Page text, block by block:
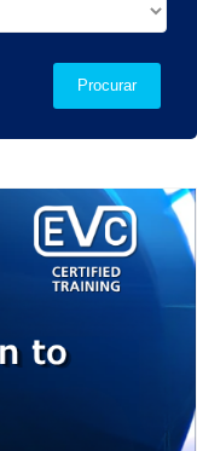
Procurar